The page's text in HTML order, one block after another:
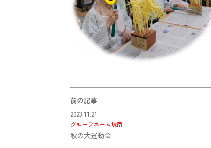
前の記事
2023.11.21
グループホーム城南
秋の大運動会